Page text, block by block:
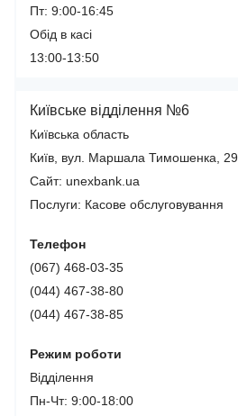
Пт: 9:00-16:45
Обід в касі
13:00-13:50
Київське відділення №6
Київська область
Київ, вул. Маршала Тимошенка, 29
Сайт: unexbank.ua
Послуги: Касове обслуговування
Телефон
(067) 468-03-35
(044) 467-38-80
(044) 467-38-85
Режим роботи
Відділення
Пн-Чт: 9:00-18:00